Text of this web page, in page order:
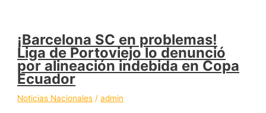
¡Barcelona SC en problemas!
Liga de Portoviejo lo denunció
por alineación indebida en Copa
Ecuador
Noticias Nacionales /admin